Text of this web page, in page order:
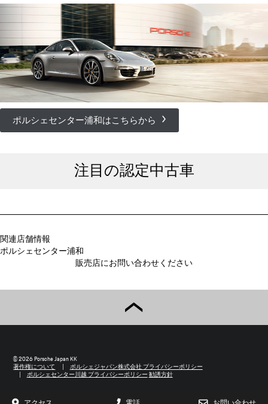
ポルシェセンター浦和はこちらから
注目の認定中古車
関連店舗情報
ポルシェセンター浦和
販売店にお問い合わせください
© 2026 Porsche Japan KK
著作権について
ポルシェジャパン株式会社 プライバシーポリシー
ポルシェセンター川越 プライバシーポリシー 勧誘方針